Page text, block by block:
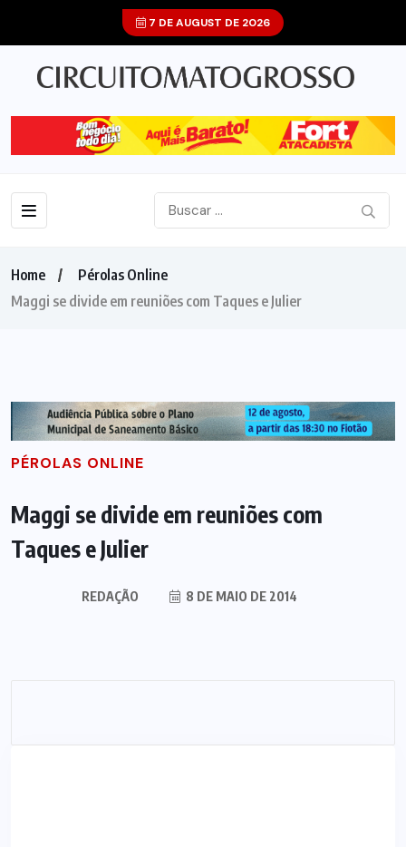
7 DE AUGUST DE 2026
Home
Pérolas Online
Maggi se divide em reuniões com Taques e Julier
PÉROLAS ONLINE
Maggi se divide em reuniões com
Taques e Julier
REDAÇÃO 8 DE MAIO DE 2014